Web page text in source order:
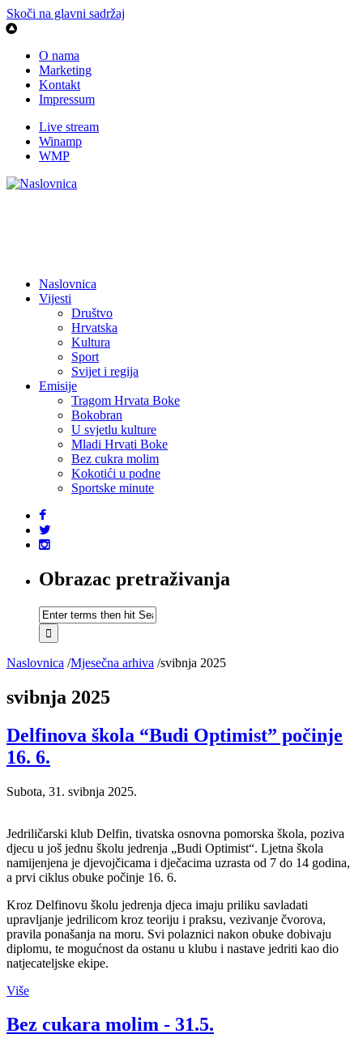
Skoči na glavni sadržaj
O nama
Marketing
Kontakt
Impressum
Live stream
Winamp
WMP
Naslovnica
Vijesti
Društvo
Hrvatska
Kultura
Sport
Svijet i regija
Emisije
Tragom Hrvata Boke
Bokobran
U svjetlu kulture
Mladi Hrvati Boke
Bez cukra molim
Kokotići u podne
Sportske minute
Obrazac pretraživanja
Naslovnica /Mjesečna arhiva /svibnja 2025
svibnja 2025
Delfinova škola “Budi Optimist” počinje
16. 6.
Subota, 31. svibnja 2025.
Jedriličarski klub Delfin, tivatska osnovna pomorska škola, poziva
djecu u još jednu školu jedrenja „Budi Optimist“. Ljetna škola
namijenjena je djevojčicama i dječacima uzrasta od 7 do 14 godina,
a prvi ciklus obuke počinje 16. 6.
Kroz Delfinovu školu jedrenja djeca imaju priliku savladati
upravljanje jedrilicom kroz teoriju i praksu, vezivanje čvorova,
pravila ponašanja na moru. Svi polaznici nakon obuke dobivaju
diplomu, te mogućnost da ostanu u klubu i nastave jedriti kao dio
natjecateljske ekipe.
Više
Bez cukara molim - 31.5.